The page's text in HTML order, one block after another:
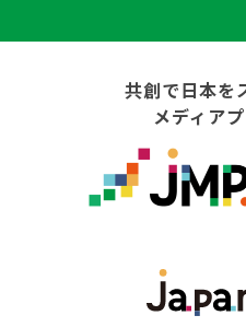
共創で日本を
メディア